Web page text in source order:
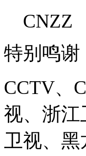
CNZZ
特别鸣谢
CCTV、
视、浙江
卫视、黑